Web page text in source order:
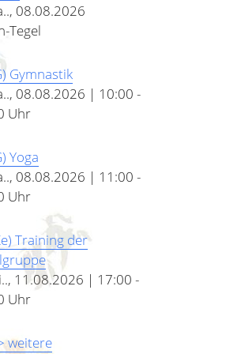
08.08.2026
Tegel
Gymnastik
08.08.2026 | 10:00 -
Uhr
Yoga
08.08.2026 | 11:00 -
Uhr
Training der
11.08.2026 | 17:00 -
Uhr
weitere